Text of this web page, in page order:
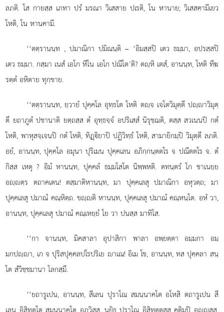
ลภติ. โส กายสฺส เภทา ปรํ มรณา วิเสสาย ปเรติ, โน หานาย; วิเสสคามีเยว
โหติ, โน หานคามี.
‘‘ตตฺรานนฺท , ปมาณิกา ปมิณนฺติ – ‘อิมสฺสปิ เตว ธมฺมา, อปรสฺสปิ
เตว ธมฺมา. กสฺมา เนสํ เอโก หีโน เอโก ปณีโต’ติ? ตฺหิ เตสํ, อานนฺท, โหติ ทีฆ
รตฺตํ อหิตาย ทุกฺขาย.
‘‘ตตฺรานนฺท, ยฺวายํ ปุคฺคโล อุทฺธโต โหติ ตฺจ เจโตวิมุตฺตึ ปฺาวิมุตฺ
ตึ ยถาภูตํ ปชานาติ ยตฺถสฺส ตํ อุทฺธจฺจํ อปริเสสํ นิรุชฺฌติ, ตสฺส สวเนนปิ กตํ
โหติ, พาหุสจฺเจนปิ กตํ โหติ, ทิฏฺิยาปิ ปฏิวิทฺธํ โหติ, สามายิกมฺปิ วิมุตฺตึ ลภติ.
อยํ, อานนฺท, ปุคฺคโล อมุนา ปุริเมน ปุคฺคเลน อภิกฺกนฺตตโร จ ปณีตตโร จ. ตํ
กิสฺส เหตุ ? อิมํ หานนฺท, ปุคฺคลํ ธมฺมโสโต นิพฺพหติ. ตทนฺตรํ โก ชาเนยฺย
อฺตฺร ตถาคเตน! ตสฺมาติหานนฺท, มา ปุคฺคเลสุ ปมาณิกา อหุวตฺถ; มา
ปุคฺคเลสุ ปมาณํ คณฺหิตฺถ. ขฺติ หานนฺท, ปุคฺคเลสุ ปมาณํ คณฺหนฺโต. อหํ วา,
อานนฺท, ปุคฺคเลสุ ปมาณํ คณฺเหยฺยํ โย วา ปนสฺส มาทิโส.
‘‘กา จานนฺท, มิคสาลา อุปาสิกา พาลา อพฺยตฺตา อมฺมกา อมฺ
มกปฺา, เก จ ปุริสปุคฺคลปโรปริเย าเณ! อิเม โข, อานนฺท, ทส ปุคฺคลา สนฺ
โต สํวิชฺชมานา โลกสฺมึ.
‘‘ยถารูเปน, อานนฺท, สีเลน ปุราโณ สมนฺนาคโต อโหสิ ตถารูเปน สี